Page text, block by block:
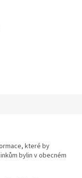
které by
bylin v obecném